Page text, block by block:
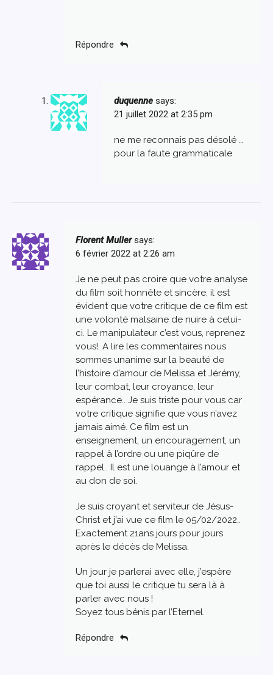
Répondre
duquenne says:
21 juillet 2022 at 2:35 pm
ne me reconnais pas désolé …
pour la faute grammaticale
Florent Muller says:
6 février 2022 at 2:26 am
Je ne peut pas croire que votre analyse
du film soit honnête et sincère, il est
évident que votre critique de ce film est
une volonté malsaine de nuire à celui-
ci. Le manipulateur c’est vous, reprenez
vous!. A lire les commentaires nous
sommes unanime sur la beauté de
l’histoire d’amour de Melissa et Jérémy,
leur combat, leur croyance, leur
espérance.. Je suis triste pour vous car
votre critique signifie que vous n’avez
jamais aimé. Ce film est un
enseignement, un encouragement, un
rappel à l’ordre ou une piqûre de
rappel.. Il est une louange à l’amour et
au don de soi.
Je suis croyant et serviteur de Jésus-
Christ et j’ai vue ce film le 05/02/2022..
Exactement 21ans jours pour jours
après le décès de Melissa.
Un jour je parlerai avec elle, j’espère
que toi aussi le critique tu sera là à
parler avec nous !
Soyez tous bénis par l’Eternel.
Répondre